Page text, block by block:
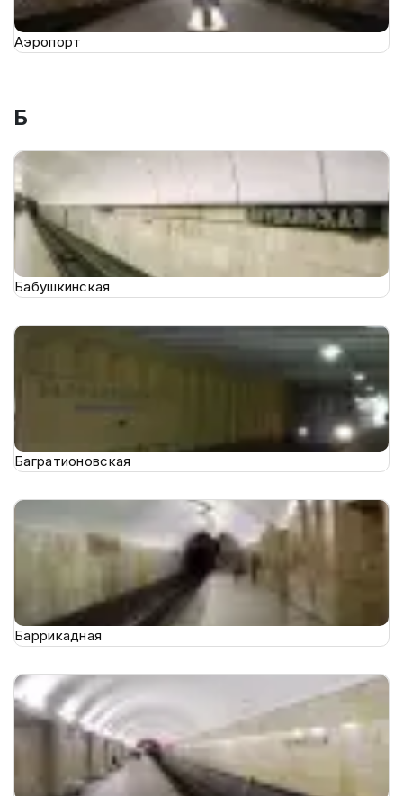
Аэропорт
Б
Бабушкинская
Багратионовская
Баррикадная